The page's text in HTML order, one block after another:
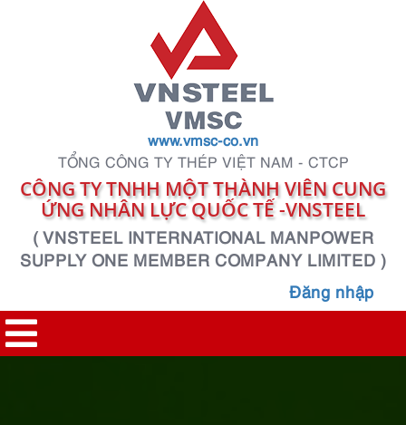
www.vmsc-co.vn
TỔNG CÔNG TY THÉP VIỆT NAM - CTCP
CÔNG TY TNHH MỘT THÀNH VIÊN CUNG
ỨNG NHÂN LỰC QUỐC TẾ -VNSTEEL
( VNSTEEL INTERNATIONAL MANPOWER
SUPPLY ONE MEMBER COMPANY LIMITED )
Đăng nhập